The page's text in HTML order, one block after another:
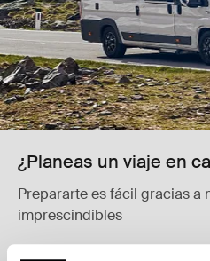
¿Planeas un viaje en
Prepararte es fácil gracias a
imprescindibles